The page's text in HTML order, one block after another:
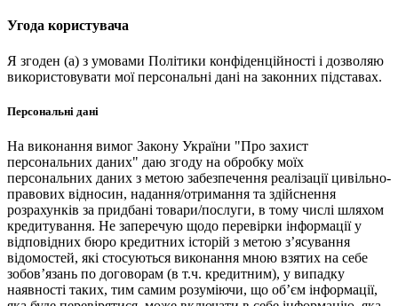
Угода користувача
Я згоден (а) з умовами Політики конфіденційності і дозволяю
використовувати мої персональні дані на законних підставах.
Персональні дані
На виконання вимог Закону України "Про захист
персональних даних" даю згоду на обробку моїх
персональних даних з метою забезпечення реалізації цивільно-
правових відносин, надання/отримання та здійснення
розрахунків за придбані товари/послуги, в тому числі шляхом
кредитування. Не заперечую щодо перевірки інформації у
відповідних бюро кредитних історій з метою з’ясування
відомостей, які стосуються виконання мною взятих на себе
зобов’язань по договорам (в т.ч. кредитним), у випадку
наявності таких, тим самим розуміючи, що об’єм інформації,